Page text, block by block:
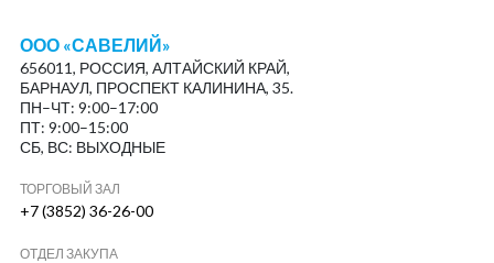
ООО «САВЕЛИЙ»
656011, РОССИЯ, АЛТАЙСКИЙ КРАЙ,
БАРНАУЛ, ПРОСПЕКТ КАЛИНИНА, 35.
ПН–ЧТ: 9:00–17:00
ПТ: 9:00–15:00
СБ, ВС: ВЫХОДНЫЕ
ТОРГОВЫЙ ЗАЛ
+7 (3852) 36-26-00
ОТДЕЛ ЗАКУПА